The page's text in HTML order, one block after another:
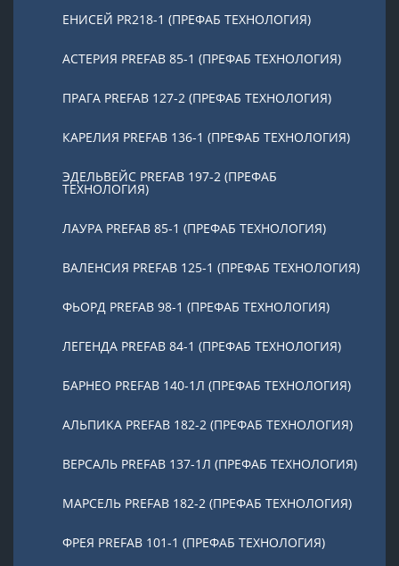
ЕНИСЕЙ PR218-1 (ПРЕФАБ ТЕХНОЛОГИЯ)
АСТЕРИЯ PREFAB 85-1 (ПРЕФАБ ТЕХНОЛОГИЯ)
ПРАГА PREFAB 127-2 (ПРЕФАБ ТЕХНОЛОГИЯ)
КАРЕЛИЯ PREFAB 136-1 (ПРЕФАБ ТЕХНОЛОГИЯ)
ЭДЕЛЬВЕЙС PREFAB 197-2 (ПРЕФАБ
ТЕХНОЛОГИЯ)
ЛАУРА PREFAB 85-1 (ПРЕФАБ ТЕХНОЛОГИЯ)
ВАЛЕНСИЯ PREFAB 125-1 (ПРЕФАБ ТЕХНОЛОГИЯ)
ФЬОРД PREFAB 98-1 (ПРЕФАБ ТЕХНОЛОГИЯ)
ЛЕГЕНДА PREFAB 84-1 (ПРЕФАБ ТЕХНОЛОГИЯ)
БАРНЕО PREFAB 140-1Л (ПРЕФАБ ТЕХНОЛОГИЯ)
АЛЬПИКА PREFAB 182-2 (ПРЕФАБ ТЕХНОЛОГИЯ)
ВЕРСАЛЬ PREFAB 137-1Л (ПРЕФАБ ТЕХНОЛОГИЯ)
МАРСЕЛЬ PREFAB 182-2 (ПРЕФАБ ТЕХНОЛОГИЯ)
ФРЕЯ PREFAB 101-1 (ПРЕФАБ ТЕХНОЛОГИЯ)